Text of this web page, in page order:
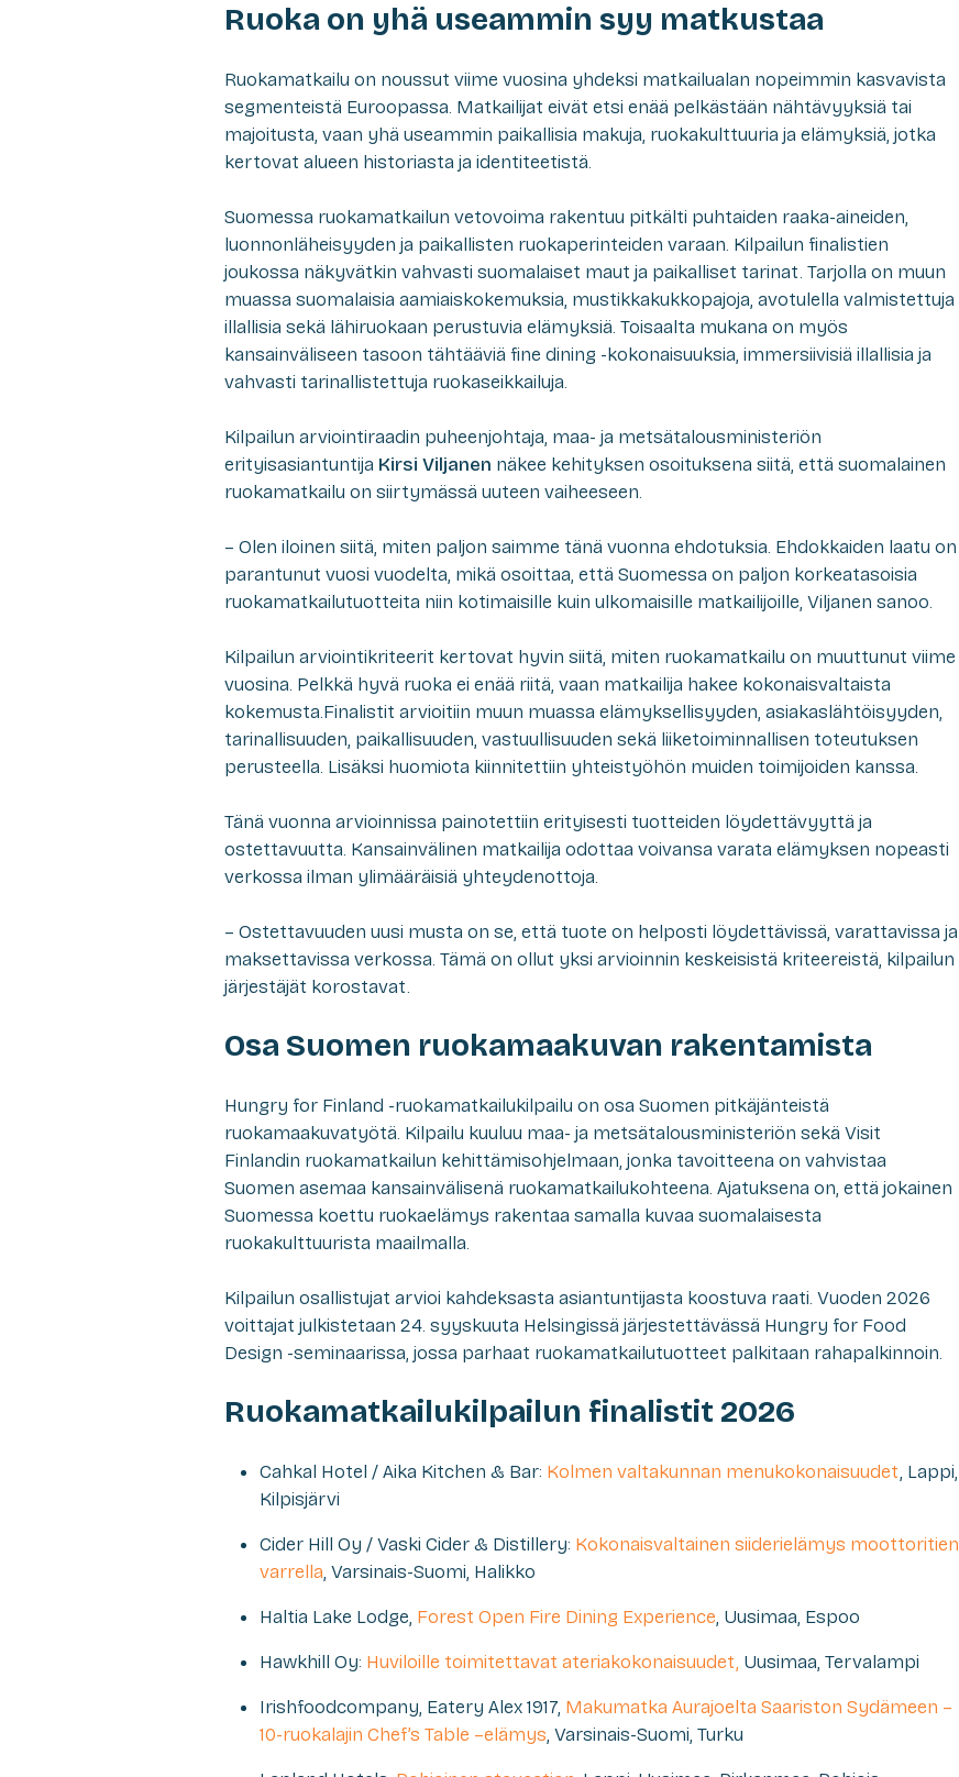
Ruoka on yhä useammin syy matkustaa
Ruokamatkailu on noussut viime vuosina yhdeksi matkailualan nopeimmin kasvavista
segmenteistä Euroopassa. Matkailijat eivät etsi enää pelkästään nähtävyyksiä tai
majoitusta, vaan yhä useammin paikallisia makuja, ruokakulttuuria ja elämyksiä, jotka
kertovat alueen historiasta ja identiteetistä.
Suomessa ruokamatkailun vetovoima rakentuu pitkälti puhtaiden raaka-aineiden,
luonnonläheisyyden ja paikallisten ruokaperinteiden varaan. Kilpailun finalistien
joukossa näkyvätkin vahvasti suomalaiset maut ja paikalliset tarinat. Tarjolla on muun
muassa suomalaisia aamiaiskokemuksia, mustikkakukkopajoja, avotulella valmistettuja
illallisia sekä lähiruokaan perustuvia elämyksiä. Toisaalta mukana on myös
kansainväliseen tasoon tähtääviä fine dining -kokonaisuuksia, immersiivisiä illallisia ja
vahvasti tarinallistettuja ruokaseikkailuja.
Kilpailun arviointiraadin puheenjohtaja, maa- ja metsätalousministeriön
erityisasiantuntija Kirsi Viljanen näkee kehityksen osoituksena siitä, että suomalainen
ruokamatkailu on siirtymässä uuteen vaiheeseen.
– Olen iloinen siitä, miten paljon saimme tänä vuonna ehdotuksia. Ehdokkaiden laatu on
parantunut vuosi vuodelta, mikä osoittaa, että Suomessa on paljon korkeatasoisia
ruokamatkailutuotteita niin kotimaisille kuin ulkomaisille matkailijoille, Viljanen sanoo.
Kilpailun arviointikriteerit kertovat hyvin siitä, miten ruokamatkailu on muuttunut viime
vuosina. Pelkkä hyvä ruoka ei enää riitä, vaan matkailija hakee kokonaisvaltaista
kokemusta.Finalistit arvioitiin muun muassa elämyksellisyyden, asiakaslähtöisyyden,
tarinallisuuden, paikallisuuden, vastuullisuuden sekä liiketoiminnallisen toteutuksen
perusteella. Lisäksi huomiota kiinnitettiin yhteistyöhön muiden toimijoiden kanssa.
Tänä vuonna arvioinnissa painotettiin erityisesti tuotteiden löydettävyyttä ja
ostettavuutta. Kansainvälinen matkailija odottaa voivansa varata elämyksen nopeasti
verkossa ilman ylimääräisiä yhteydenottoja.
– Ostettavuuden uusi musta on se, että tuote on helposti löydettävissä, varattavissa ja
maksettavissa verkossa. Tämä on ollut yksi arvioinnin keskeisistä kriteereistä, kilpailun
järjestäjät korostavat.
Osa Suomen ruokamaakuvan rakentamista
Hungry for Finland -ruokamatkailukilpailu on osa Suomen pitkäjänteistä
ruokamaakuvatyötä. Kilpailu kuuluu maa- ja metsätalousministeriön sekä Visit
Finlandin ruokamatkailun kehittämisohjelmaan, jonka tavoitteena on vahvistaa
Suomen asemaa kansainvälisenä ruokamatkailukohteena. Ajatuksena on, että jokainen
Suomessa koettu ruokaelämys rakentaa samalla kuvaa suomalaisesta
ruokakulttuurista maailmalla.
Kilpailun osallistujat arvioi kahdeksasta asiantuntijasta koostuva raati. Vuoden 2026
voittajat julkistetaan 24. syyskuuta Helsingissä järjestettävässä Hungry for Food
Design -seminaarissa, jossa parhaat ruokamatkailutuotteet palkitaan rahapalkinnoin.
Ruokamatkailukilpailun finalistit 2026
Cahkal Hotel / Aika Kitchen & Bar: Kolmen valtakunnan menukokonaisuudet, Lappi,
Kilpisjärvi
Cider Hill Oy / Vaski Cider & Distillery: Kokonaisvaltainen siiderielämys moottoritien
varrella, Varsinais-Suomi, Halikko
Haltia Lake Lodge, Forest Open Fire Dining Experience, Uusimaa, Espoo
Hawkhill Oy: Huviloille toimitettavat ateriakokonaisuudet, Uusimaa, Tervalampi
Irishfoodcompany, Eatery Alex 1917, Makumatka Aurajoelta Saariston Sydämeen –
10-ruokalajin Chef’s Table –elämys, Varsinais-Suomi, Turku